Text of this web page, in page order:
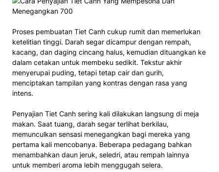
Proses pembuatan Tiet Canh cukup rumit dan memerlukan
ketelitian tinggi. Darah segar dicampur dengan rempah,
kacang, dan daging cincang halus, kemudian dituangkan ke
dalam cetakan untuk membeku sedikit. Tekstur akhir
menyerupai puding, tetapi tetap cair dan gurih,
menciptakan tampilan yang kontras dengan rasa yang
intens.
Penyajian Tiet Canh sering kali dilakukan langsung di meja
makan. Saat tuang, darah segar terlihat berkilau,
memunculkan sensasi menegangkan bagi mereka yang
pertama kali mencobanya. Beberapa pedagang bahkan
menambahkan daun jeruk, seledri, atau rempah lainnya
untuk memberi aroma lebih menggugah selera.